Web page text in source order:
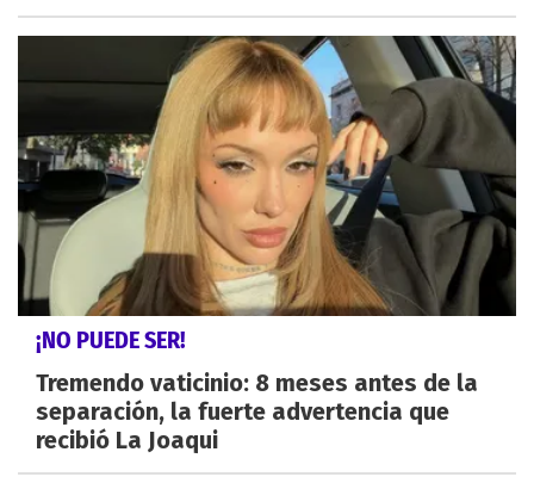
¡NO PUEDE SER!
Tremendo vaticinio: 8 meses antes de la
separación, la fuerte advertencia que
recibió La Joaqui